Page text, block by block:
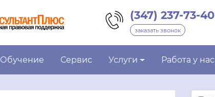
(347) 237-73-40
заказать звонок
Обучение Сервис Услуги Работа у нас